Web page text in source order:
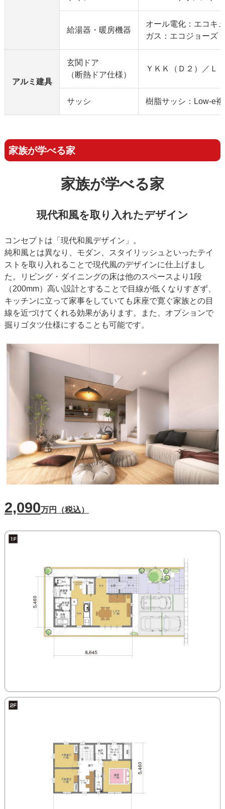
給湯器・暖房機器
オール電化：エコキ
ガス：エコジョーズ
アルミ建具
玄関ドア
（断熱ドア仕様）
ＹＫＫ（Ｄ２）／Ｌ
サッシ 樹脂サッシ：Low-e
家族が学べる家
家族が学べる家
現代和風を取り入れたデザイン
コンセプトは「現代和風デザイン」。
純和風とは異なり、モダン、スタイリッシュといったテイ
ストを取り入れることで現代風のデザインに仕上げまし
た。リビング・ダイニングの床は他のスペースより1段
（200mm）高い設計とすることで目線が低くなりすぎず、
キッチンに立って家事をしていても床座で寛ぐ家族との目
線を近づけてくれる効果があります。また、オプションで
掘りゴタツ仕様にすることも可能です。
2,090万円（税込）